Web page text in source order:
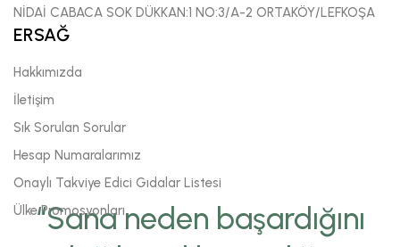
“Sana neden başardığını
NİDAİ CABACA SOK DÜKKAN:1 NO:3/A-2 ORTAKÖY/LEFKOŞA
ERSAĞ
Hakkımızda
İletişim
Sık Sorulan Sorular
Hesap Numaralarımız
Onaylı Takviye Edici Gıdalar Listesi
Ülke Promosyonları